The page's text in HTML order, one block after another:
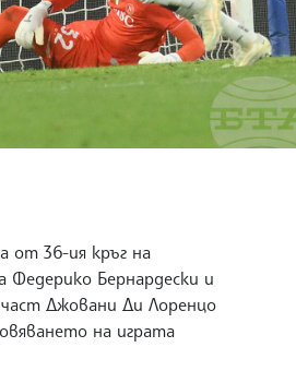
от 36-ия кръг на
Федерико Бернардески и
Джовани Ди Лоренцо
на играта